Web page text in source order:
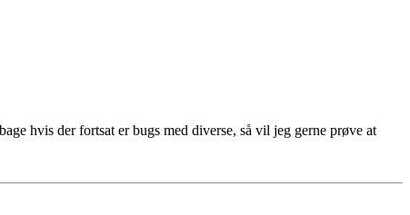
hvis der fortsat er bugs med diverse, så vil jeg gerne prøve at